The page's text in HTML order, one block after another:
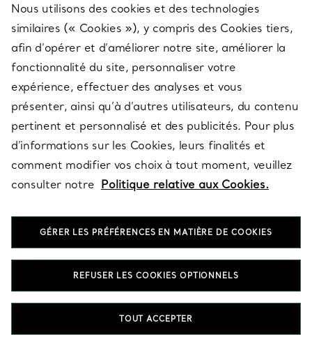
RETOUR EN HAUT
Bagues en Platine avec Diamants
Capturant l’art légendaire de la Maison, notre collection
expression d’amour. Explorez des bagues épurées en argent
sterling et des bagues éclatantes en or, agrémentées de détails
emblématiques de Tiffany comme les motifs T, cadenas et
nœud. Nos légendaires bagues en diamant se déclinent en
modèles pavés et solitaires. Faites une déclaration audacieuse
avec l’une de nos bagues cocktail, sertie de quelques-unes des
plus belles pierres précieuses au monde. Nos bagues classiques
et contemporaines pour femmes et hommes célèbrent les liens
Nous utilisons des cookies et des technologies
similaires (« Cookies »), y compris des Cookies tiers,
afin d’opérer et d’améliorer notre site, améliorer la
fonctionnalité du site, personnaliser votre
expérience, effectuer des analyses et vous
présenter, ainsi qu’à d’autres utilisateurs, du contenu
pertinent et personnalisé et des publicités. Pour plus
d’informations sur les Cookies, leurs finalités et
comment modifier vos choix à tout moment, veuillez
consulter notre Politique relative aux Cookies.
GÉRER LES PRÉFÉRENCES EN MATIÈRE DE COOKIES
REFUSER LES COOKIES OPTIONNELS
TOUT ACCEPTER